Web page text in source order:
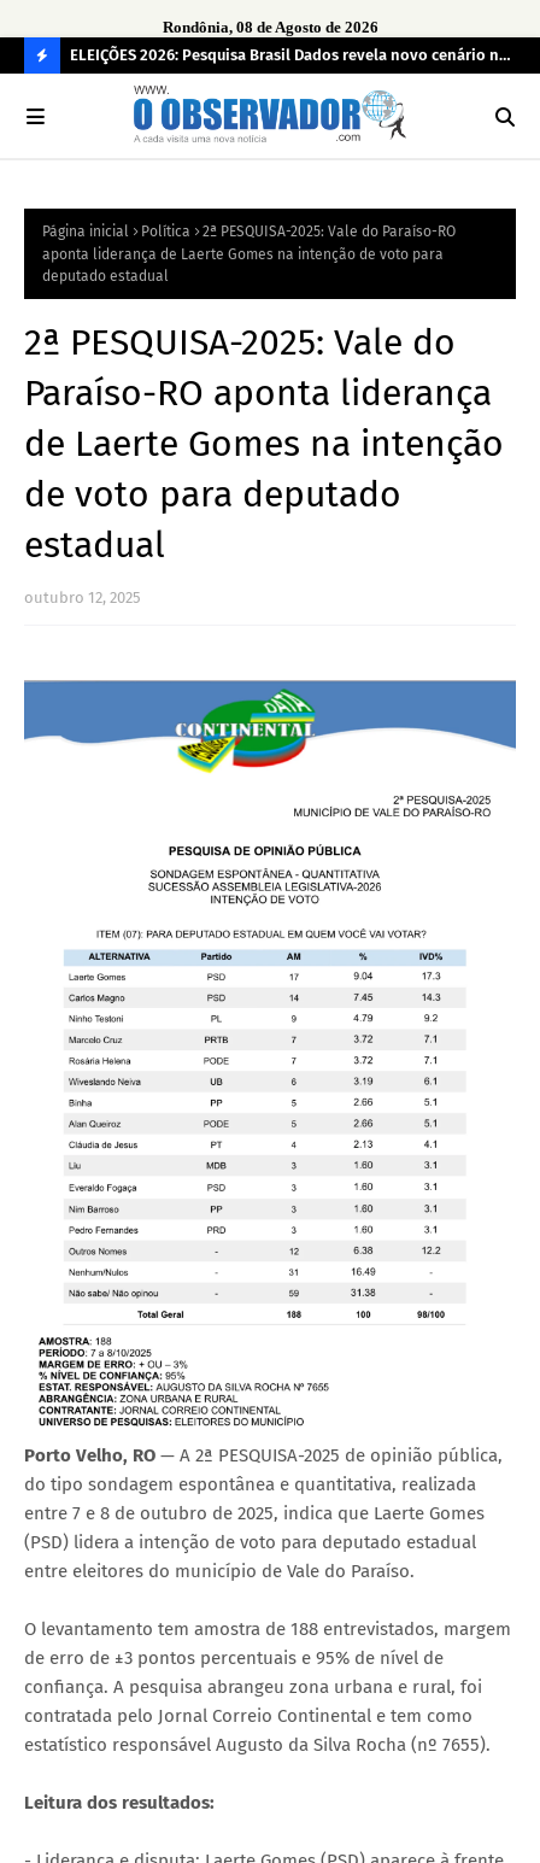
Rondônia, 08 de Agosto de 2026
O
R
A
mais
ELEIÇÕES 2026: Pesquisa Brasil Dados revela novo cenário na
disputa pelo Governo de Rondônia
Página inicial Política
2ª PESQUISA-2025: Vale do Paraíso-RO
aponta liderança de Laerte Gomes na intenção de voto para
deputado estadual
2ª PESQUISA-2025: Vale do
Paraíso-RO aponta liderança
de Laerte Gomes na intenção
de voto para deputado
estadual
outubro 12, 2025
Porto Velho, RO — A 2ª PESQUISA-2025 de opinião pública,
do tipo sondagem espontânea e quantitativa, realizada
entre 7 e 8 de outubro de 2025, indica que Laerte Gomes
(PSD) lidera a intenção de voto para deputado estadual
entre eleitores do município de Vale do Paraíso.
O levantamento tem amostra de 188 entrevistados, margem
de erro de ±3 pontos percentuais e 95% de nível de
confiança. A pesquisa abrangeu zona urbana e rural, foi
contratada pelo Jornal Correio Continental e tem como
estatístico responsável Augusto da Silva Rocha (nº 7655).
Leitura dos resultados: